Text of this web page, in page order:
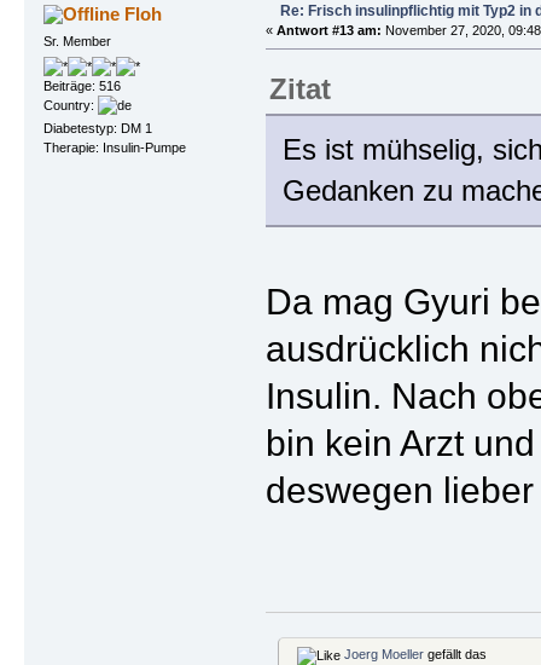
Floh
Sr. Member
Beiträge: 516
Country:
Diabetestyp: DM 1
Therapie: Insulin-Pumpe
Re: Frisch insulinpflichtig mit Typ2 in
« Antwort #13 am: November 27, 2020,
Zitat
Es ist mühselig,
Gedanken zu
Da mag Gyuri
ausdrücklich
Insulin. Nach
bin kein Arzt
deswegen
Joerg Moellergefällt das